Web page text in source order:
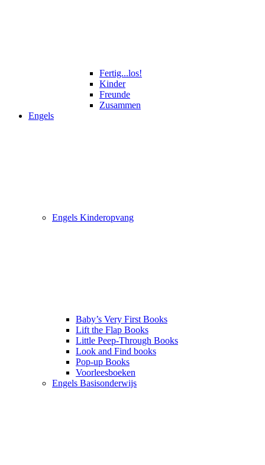
Fertig...los!
Kinder
Freunde
Zusammen
Engels
Engels Kinderopvang
Baby’s Very First Books
Lift the Flap Books
Little Peep-Through Books
Look and Find books
Pop-up Books
Voorleesboeken
Engels Basisonderwijs